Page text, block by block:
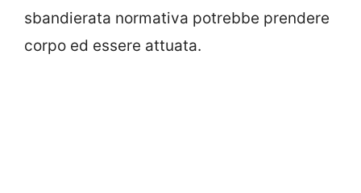
sbandierata normativa potrebbe prendere
corpo ed essere attuata.